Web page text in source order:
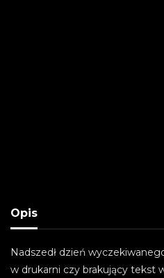
Opis
Nadszedł dzień
w drukarni czy brakujący tekst